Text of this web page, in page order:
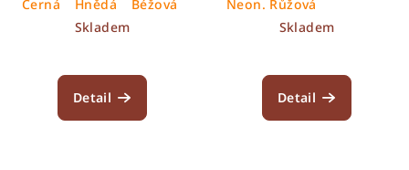
Černá
Hnědá Béžová
tm. hnědá
Skladem
Detail
Neon. Růžová
Skladem
Detail